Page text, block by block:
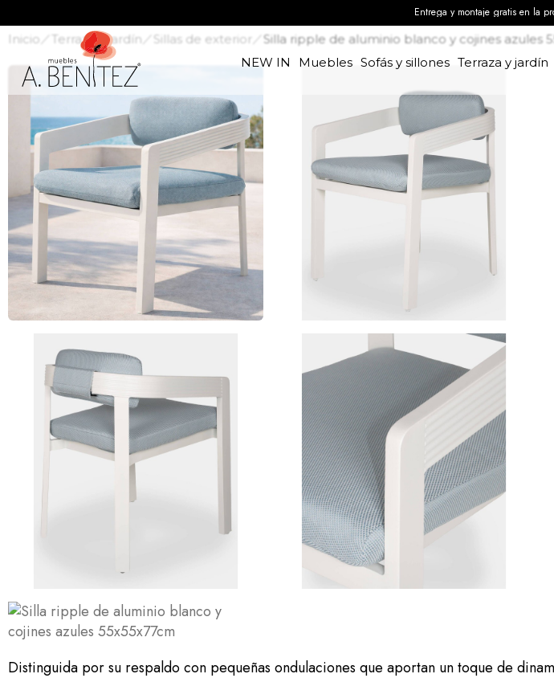
Entrega y montaje gratis en la
NEW IN Muebles Sofás y sillones Terraza y jardín
Inicio Terraza y jardín Sillas de exterior Silla ripple de aluminio blanco y cojines azules
Distinguida por su respaldo con pequeñas ondulaciones que aportan un toque de